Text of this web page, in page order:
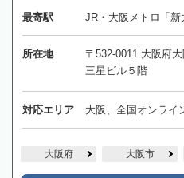
最寄駅 JR・大阪メトロ「新
所在地
〒532-0011 大阪府
三星ビル５階
対応エリア 大阪、全国オンライ
大阪府 大阪市